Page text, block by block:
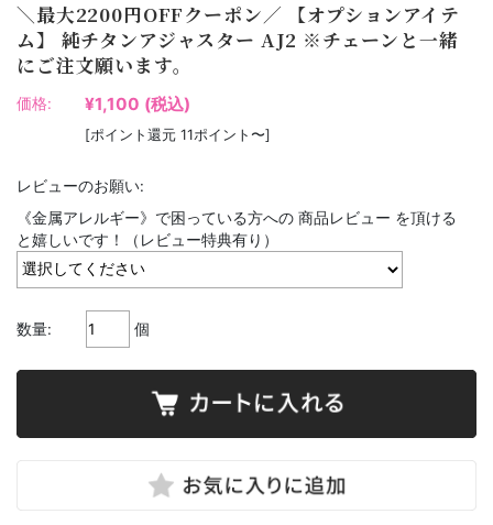
＼最大2200円OFFクーポン／ 【オプションアイテ
ム】 純チタンアジャスター AJ2 ※チェーンと一緒
にご注文願います。
価格: ¥1,100 (税込)
[ポイント還元 11ポイント〜]
レビューのお願い:
《金属アレルギー》で困っている方への 商品レビュー を頂ける
と嬉しいです！（レビュー特典有り）
数量: 個